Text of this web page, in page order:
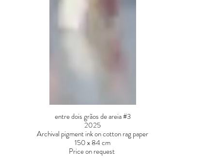
entre dois grãos de areia #3
2025
Archival pigment ink on cotton rag paper
150 x 84 cm
Price on request